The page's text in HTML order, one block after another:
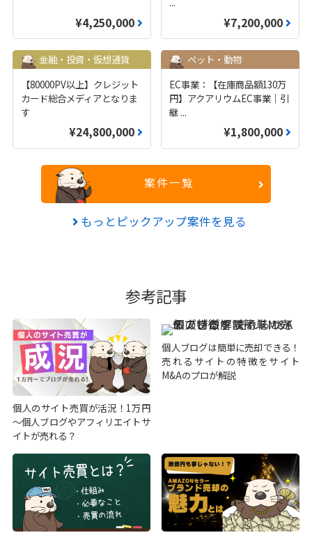
¥4,250,000 ¥7,200,000
金融・投資・仮想通貨
【80000PV以上】クレジット
カード総合メディアとなりま
す
¥24,800,000
ペット・動物
EC事業：【在庫商品額130万
円】アクアリウムEC事業｜引
継 ...
¥1,800,000
案件一覧
もっとピックアップ案件を見る
参考記事
個人のサイト売買が活況！1万円
～個人ブログやアフィリエイトサ
イトが売れる？
個人ブログは簡単に売却できる！
売れるサイトの特徴をサイト
M&Aのプロが解説